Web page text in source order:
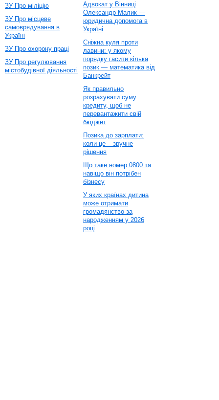
ЗУ Про міліцію
ЗУ Про місцеве
самоврядування в
Україні
ЗУ Про охорону праці
ЗУ Про регулювання
містобудівної діяльності
Адвокат у Вінниці
Олександр Малик —
юридична допомога в
Україні
Сніжна куля проти
лавини: у якому
порядку гасити кілька
позик — математика від
Банкрейт
Як правильно
розрахувати суму
кредиту, щоб не
перевантажити свій
бюджет
Позика до зарплати:
коли це – зручне
рішення
Що таке номер 0800 та
навіщо він потрібен
бізнесу
У яких країнах дитина
може отримати
громадянство за
народженням у 2026
році